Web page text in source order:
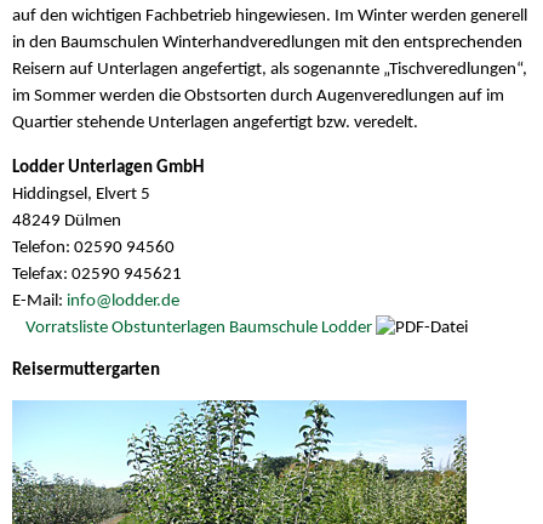
auf den wichtigen Fachbetrieb hingewiesen. Im Winter werden generell
in den Baumschulen Winterhandveredlungen mit den entsprechenden
Reisern auf Unterlagen angefertigt, als sogenannte „Tischveredlungen“,
im Sommer werden die Obstsorten durch Augenveredlungen auf im
Quartier stehende Unterlagen angefertigt bzw. veredelt.
Lodder Unterlagen GmbH
Hiddingsel, Elvert 5
48249 Dülmen
Telefon: 02590 94560
Telefax: 02590 945621
E-Mail: info@lodder.de
Vorratsliste Obstunterlagen Baumschule Lodder
Reisermuttergarten